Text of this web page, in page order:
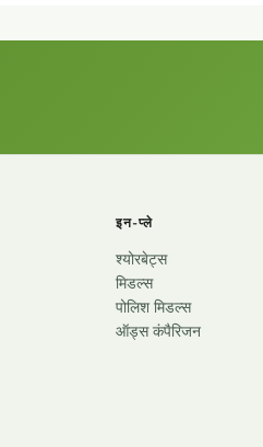
इन-प्ले
श्योरबेट्स
मिडल्स
पोलिश मिडल्स
ऑड्स कंपैरिजन